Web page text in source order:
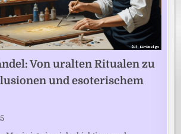
Von uralten Ritualen zu
und esoterischem